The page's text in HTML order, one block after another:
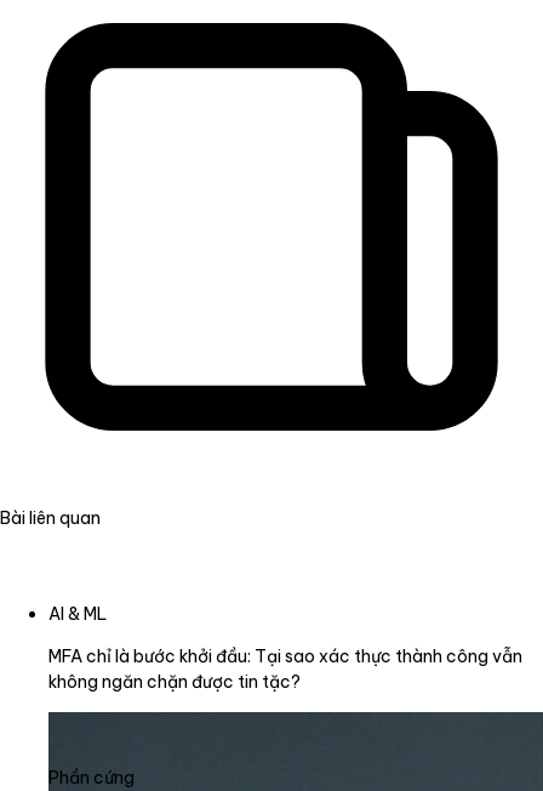
Bài liên quan
AI & ML
MFA chỉ là bước khởi đầu: Tại sao xác thực thành công vẫn
không ngăn chặn được tin tặc?
Phần cứng